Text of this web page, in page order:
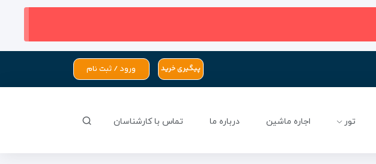
پیگیری خرید ورود / ثبت نام
تور اجاره ماشین درباره ما تماس با کارشناسان